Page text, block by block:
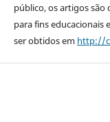
público, os artigos
para fins educacionais
ser obtidos em http://